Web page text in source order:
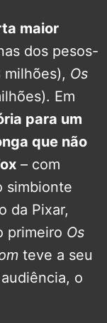
maior
dos pesos-
milhões), Os
Em
para um
que não
– com
simbionte
da Pixar,
primeiro Os
teve a seu
o